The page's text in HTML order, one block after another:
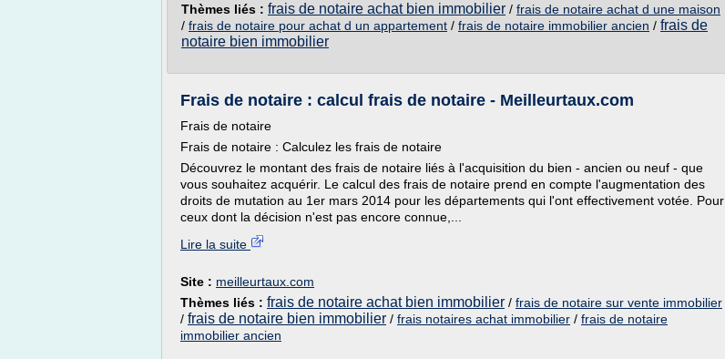
Thèmes liés : frais de notaire achat bien immobilier / frais de notaire achat d une maison
/ frais de notaire pour achat d un appartement / frais de notaire immobilier ancien / frais de
notaire bien immobilier
Frais de notaire : calcul frais de notaire - Meilleurtaux.com
Frais de notaire
Frais de notaire : Calculez les frais de notaire
Découvrez le montant des frais de notaire liés à l'acquisition du bien - ancien ou neuf - que
vous souhaitez acquérir. Le calcul des frais de notaire prend en compte l'augmentation des
droits de mutation au 1er mars 2014 pour les départements qui l'ont effectivement votée. Pour
ceux dont la décision n'est pas encore connue,...
Lire la suite
Site : meilleurtaux.com
Thèmes liés : frais de notaire achat bien immobilier / frais de notaire sur vente immobilier
/ frais de notaire bien immobilier / frais notaires achat immobilier / frais de notaire
immobilier ancien